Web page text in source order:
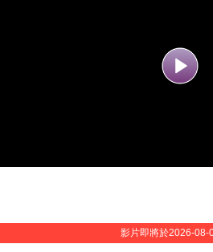
影片即將於2026-08-